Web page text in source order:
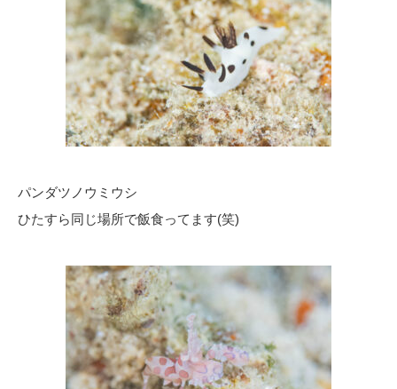
パンダツノウミウシ
ひたすら同じ場所で飯食ってます(笑)